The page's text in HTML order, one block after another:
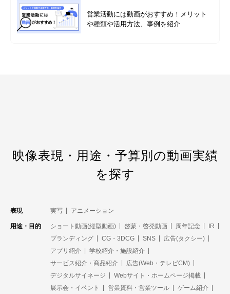
営業活動には動画がおすすめ！メリット
や種類や活用方法、事例を紹介
映像表現・用途・予算別の動画実績
を探す
表現 実写 アニメーション
用途・目的 ショート動画(縦型動画) 啓蒙・啓発動画 周年記念
IR
ブランディング
CG・3DCG SNS
広告(タクシー)
アプリ紹介
学校紹介・施設紹介
サービス紹介・商品紹介
広告(Web・テレビCM)
デジタルサイネージ
Webサイト・ホームページ掲載
展示会・イベント
営業資料・営業ツール
ゲーム紹介